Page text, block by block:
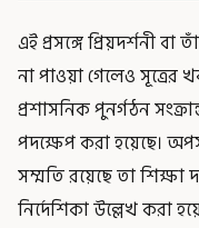
এই প্রসঙ্গে প্রিয়দর্শনী বা
না পাওয়া গেলেও সূত্রের
প্রশাসনিক পুনর্গঠন
পদক্ষেপ করা হয়েছে।
সম্মতি রয়েছে তা শিক্ষা
নির্দেশিকা উল্লেখ করা